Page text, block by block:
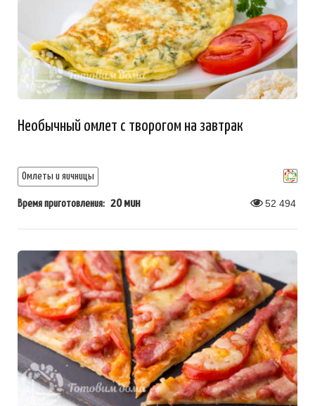
Необычный омлет с творогом на завтрак
Омлеты и яичницы
Время приготовления: 20 мин 52 494